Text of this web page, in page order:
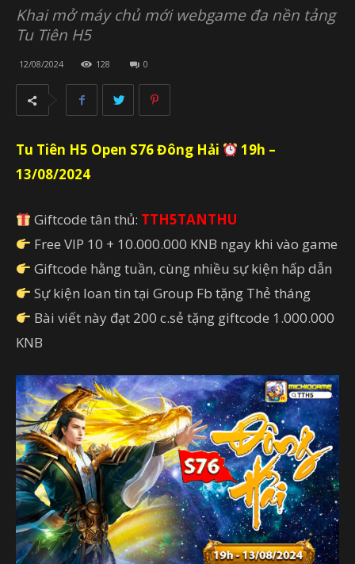
Khai mở máy chủ mới webgame đa nền tảng
Tu Tiên H5
12/08/2024 128 0
Tu Tiên H5 Open S76 Đông Hải
19h –
13/08/2024
Giftcode tân thủ: TTH5TANTHU
Free VIP 10 + 10.000.000 KNB ngay khi vào game
Giftcode hằng tuần, cùng nhiều sự kiện hấp dẫn
Sự kiện loan tin tại Group Fb tặng Thẻ tháng
Bài viết này đạt 200 c.sẻ tặng giftcode 1.000.000
KNB